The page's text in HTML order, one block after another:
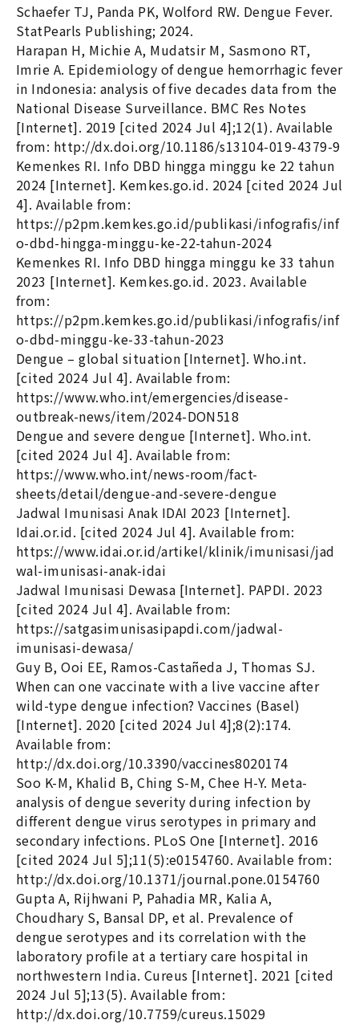
Schaefer TJ, Panda PK, Wolford RW. Dengue Fever.
StatPearls Publishing; 2024.
Harapan H, Michie A, Mudatsir M, Sasmono RT,
Imrie A. Epidemiology of dengue hemorrhagic fever
in Indonesia: analysis of five decades data from the
National Disease Surveillance. BMC Res Notes
[Internet]. 2019 [cited 2024 Jul 4];12(1). Available
from: http://dx.doi.org/10.1186/s13104-019-4379-9
Kemenkes RI. Info DBD hingga minggu ke 22 tahun
2024 [Internet]. Kemkes.go.id. 2024 [cited 2024 Jul
4]. Available from:
https://p2pm.kemkes.go.id/publikasi/infografis/inf
o-dbd-hingga-minggu-ke-22-tahun-2024
Kemenkes RI. Info DBD hingga minggu ke 33 tahun
2023 [Internet]. Kemkes.go.id. 2023. Available
from:
https://p2pm.kemkes.go.id/publikasi/infografis/inf
o-dbd-minggu-ke-33-tahun-2023
Dengue – global situation [Internet]. Who.int.
[cited 2024 Jul 4]. Available from:
https://www.who.int/emergencies/disease-
outbreak-news/item/2024-DON518
Dengue and severe dengue [Internet]. Who.int.
[cited 2024 Jul 4]. Available from:
https://www.who.int/news-room/fact-
sheets/detail/dengue-and-severe-dengue
Jadwal Imunisasi Anak IDAI 2023 [Internet].
Idai.or.id. [cited 2024 Jul 4]. Available from:
https://www.idai.or.id/artikel/klinik/imunisasi/jad
wal-imunisasi-anak-idai
Jadwal Imunisasi Dewasa [Internet]. PAPDI. 2023
[cited 2024 Jul 4]. Available from:
https://satgasimunisasipapdi.com/jadwal-
imunisasi-dewasa/
Guy B, Ooi EE, Ramos-Castañeda J, Thomas SJ.
When can one vaccinate with a live vaccine after
wild-type dengue infection? Vaccines (Basel)
[Internet]. 2020 [cited 2024 Jul 4];8(2):174.
Available from:
http://dx.doi.org/10.3390/vaccines8020174
Soo K-M, Khalid B, Ching S-M, Chee H-Y. Meta-
analysis of dengue severity during infection by
different dengue virus serotypes in primary and
secondary infections. PLoS One [Internet]. 2016
[cited 2024 Jul 5];11(5):e0154760. Available from:
http://dx.doi.org/10.1371/journal.pone.0154760
Gupta A, Rijhwani P, Pahadia MR, Kalia A,
Choudhary S, Bansal DP, et al. Prevalence of
dengue serotypes and its correlation with the
laboratory profile at a tertiary care hospital in
northwestern India. Cureus [Internet]. 2021 [cited
2024 Jul 5];13(5). Available from:
http://dx.doi.org/10.7759/cureus.15029